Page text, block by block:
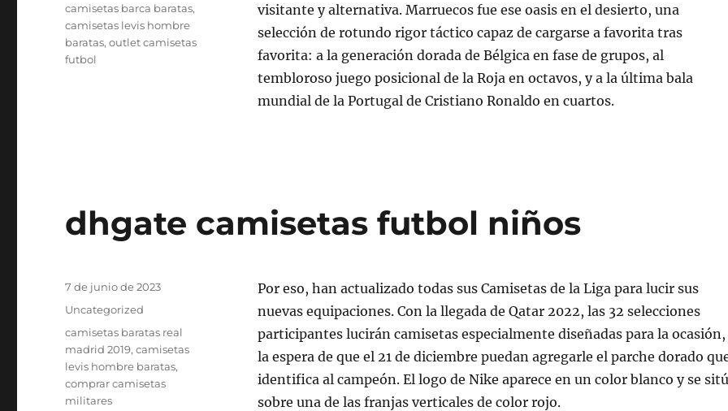
visitante y alternativa. Marruecos fue ese oasis en el desierto, una
selección de rotundo rigor táctico capaz de cargarse a favorita tras
favorita: a la generación dorada de Bélgica en fase de grupos, al
tembloroso juego posicional de la Roja en octavos, y a la última bala
mundial de la Portugal de Cristiano Ronaldo en cuartos.
Etiquetas
camisetas barca baratas,
camisetas levis hombre
baratas,outlet camisetas
futbol
dhgate camisetas futbol niños
Por eso, han actualizado todas sus Camisetas de la Liga para lucir sus
nuevas equipaciones. Con la llegada de Qatar 2022, las 32 selecciones
participantes lucirán camisetas especialmente diseñadas para la ocasión,
la espera de que el 21 de diciembre puedan agregarle el parche dorado
identifica al campeón. El logo de Nike aparece en un color blanco y se
sobre una de las franjas verticales de color rojo.
Publicado
7 de junio de 2023
Categorías
Uncategorized
Etiquetas
camisetas baratas real
madrid 2019,camisetas
levis hombre baratas,
comprar camisetas
militares